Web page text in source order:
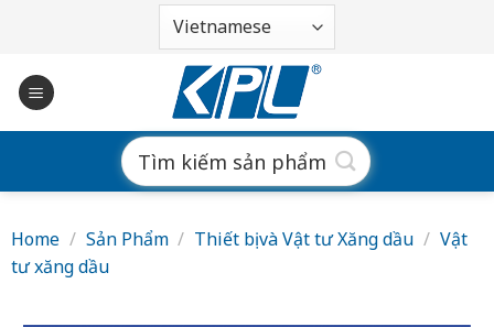
dung
Search
for:
Home / Sản Phẩm / Thiết bị và Vật tư Xăng dầu / Vật
tư xăng dầu